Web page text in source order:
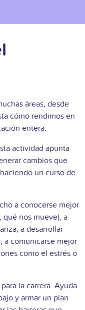
áreas, desde
cómo rendimos en
entera.
actividad apunta
cambios que
un curso de
a conocerse mejor
nos mueve), a
a desarrollar
a comunicarse mejor
como el estrés o
la carrera. Ayuda
y armar un plan